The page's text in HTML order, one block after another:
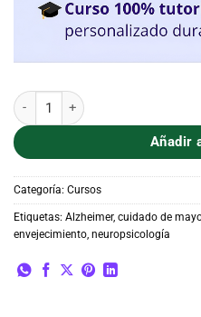
ENFERMEDAD DE ALZHEIMER.
Añadir
Categoría: Cursos
Etiquetas: Alzheimer, cuidado de
envejecimiento, neuropsicología